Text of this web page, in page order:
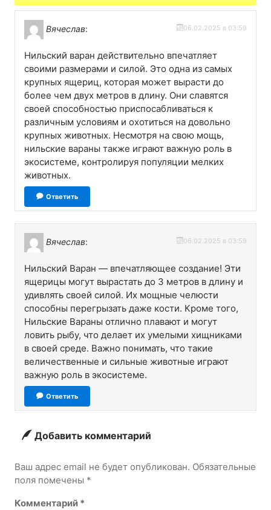
Вячеслав: 06.02.2025 в 03:59
Нильский варан действительно впечатляет
своими размерами и силой. Это одна из самых
крупных ящериц, которая может вырасти до
более чем двух метров в длину. Они славятся
своей способностью приспосабливаться к
различным условиям и охотиться на довольно
крупных животных. Несмотря на свою мощь,
нильские вараны также играют важную роль в
экосистеме, контролируя популяции мелких
животных.
Ответить
Вячеслав: 06.02.2025 в 03:59
Нильский Варан — впечатляющее создание! Эти
ящерицы могут вырастать до 3 метров в длину и
удивлять своей силой. Их мощные челюсти
способны перегрызать даже кости. Кроме того,
Нильские Вараны отлично плавают и могут
ловить рыбу, что делает их умелыми хищниками
в своей среде. Важно понимать, что такие
величественные и сильные животные играют
важную роль в экосистеме.
Ответить
Добавить комментарий
Ваш адрес email не будет опубликован. Обязательные
поля помечены *
Комментарий *